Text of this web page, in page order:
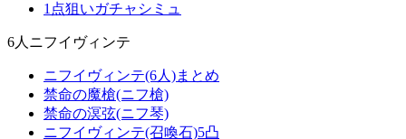
1点狙いガチャシミュ
6人ニフイヴィンテ
ニフイヴィンテ(6人)まとめ
禁命の魔槍(ニフ槍)
禁命の溟弦(ニフ琴)
ニフイヴィンテ(召喚石)5凸